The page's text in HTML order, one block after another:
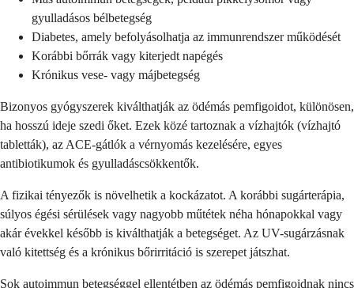
gyulladásos bélbetegség
Diabetes, amely befolyásolhatja az immunrendszer működését
Korábbi bőrrák vagy kiterjedt napégés
Krónikus vese- vagy májbetegség
Bizonyos gyógyszerek kiválthatják az ödémás pemfigoidot, különösen,
ha hosszú ideje szedi őket. Ezek közé tartoznak a vízhajtók (vízhajtó
tabletták), az ACE-gátlók a vérnyomás kezelésére, egyes
antibiotikumok és gyulladáscsökkentők.
A fizikai tényezők is növelhetik a kockázatot. A korábbi sugárterápia,
súlyos égési sérülések vagy nagyobb műtétek néha hónapokkal vagy
akár évekkel később is kiválthatják a betegséget. Az UV-sugárzásnak
való kitettség és a krónikus bőrirritáció is szerepet játszhat.
Sok autoimmun betegséggel ellentétben az ödémás pemfigoidnak nincs